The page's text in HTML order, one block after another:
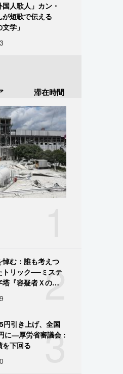
人歌人」カン・
短歌で伝える
学」
滞在時間
2
悼む：誰も考えつ
トリック──ミステ
塔『容疑者Ｘの献
3
円引き上げ、全国
に―厚労省審議会 :
を下回る